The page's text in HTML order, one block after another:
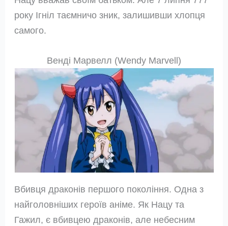
року Ігніл таємничо зник, залишивши хлопця
самого.
Венді Марвелл (Wendy Marvell)
Вбивця драконів першого покоління. Одна з
найголовніших героїв аніме. Як Нацу та
Гажил, є вбивцею драконів, але небесним